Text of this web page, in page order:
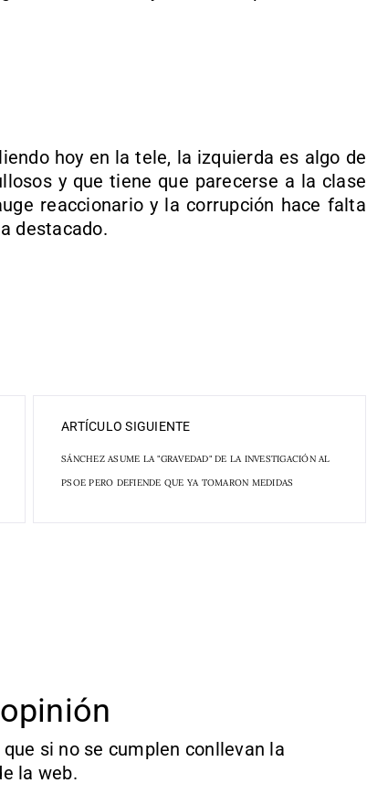
hoy en la tele, la izquierda es algo de
y que tiene que parecerse a la clase
reaccionario y la corrupción hace falta
destacado.
ARTÍCULO SIGUIENTE
SÁNCHEZ ASUME LA "GRAVEDAD" DE LA INVESTIGACIÓN AL
PSOE PERO DEFIENDE QUE YA TOMARON MEDIDAS
que si no se cumplen conllevan la
la web.